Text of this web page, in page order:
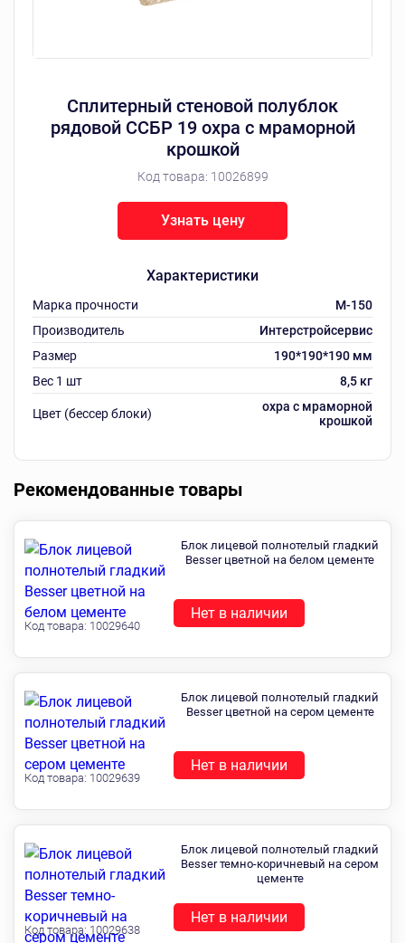
Сплитерный стеновой полублок
рядовой ССБР 19 охра с мраморной
крошкой
Код товара: 10026899
Характеристики
Марка прочности
M-150
Производитель
Интерстройсервис
Размер
190*190*190 мм
Вес 1 шт
8,5 кг
Цвет (бессер блоки)
охра с мраморной
крошкой
Узнать цену
Рекомендованные товары
Код товара: 10029640
Блок лицевой полнотелый гладкий
Besser цветной на белом цементе
Нет в наличии
Код товара: 10029639
Блок лицевой полнотелый гладкий
Besser цветной на сером цементе
Нет в наличии
Код товара: 10029638
Блок лицевой полнотелый гладкий
Besser темно-коричневый на сером
цементе
Нет в наличии